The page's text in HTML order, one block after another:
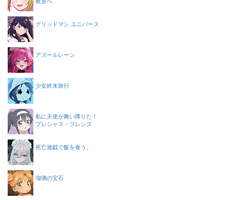
グリッドマン ユニバース
アズールレーン
少女終末旅行
私に天使が舞い降りた！
プレシャス・フレンズ
死亡遊戯で飯を食う。
瑠璃の宝石